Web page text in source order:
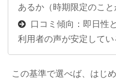
あるか（時期限定のこと
口コミ傾向：即日性
利用者の声が安定してい
この基準で選べば、はじ